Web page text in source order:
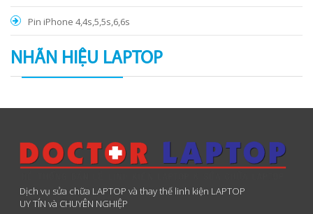
Pin iPhone 4,4s,5,5s,6,6s
NHÃN HIỆU LAPTOP
Dịch vụ sửa chữa LAPTOP và thay thế linh kiện LAPTOP
UY TÍN và CHUYÊN NGHIỆP